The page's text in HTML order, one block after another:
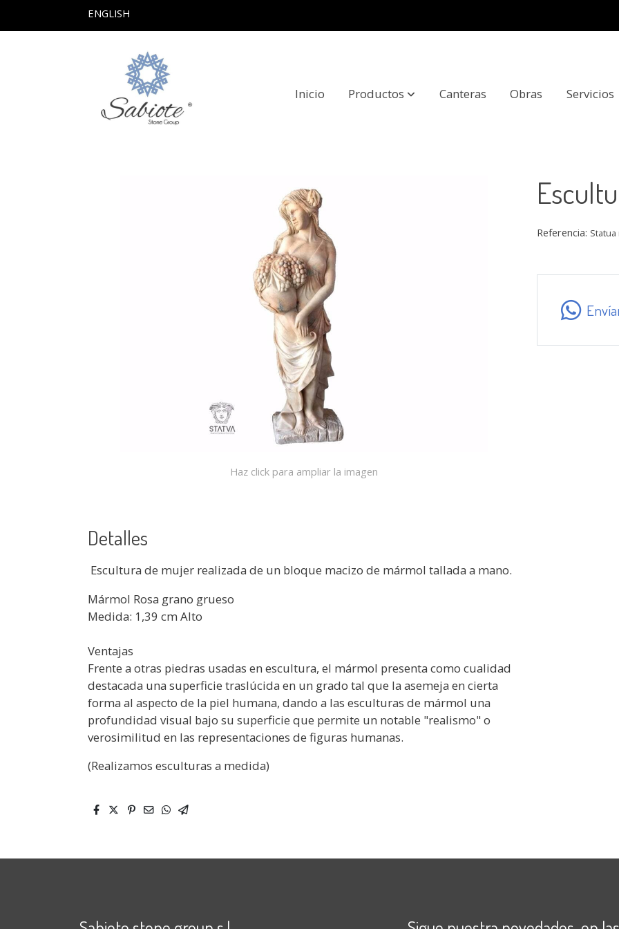
ENGLISH
Inicio Productos Canteras Obras Servicios
Haz click para ampliar la imagen
Detalles
Escultura de mujer realizada de un bloque macizo de mármol tallada a mano.
Mármol Rosa grano grueso
Medida: 1,39 cm Alto
Ventajas
Frente a otras piedras usadas en escultura, el mármol presenta como cualidad
destacada una superficie traslúcida en un grado tal que la asemeja en cierta
forma al aspecto de la piel humana, dando a las esculturas de mármol una
profundidad visual bajo su superficie que permite un notable "realismo" o
verosimilitud en las representaciones de figuras humanas.
(Realizamos esculturas a medida)
Referencia: Statua